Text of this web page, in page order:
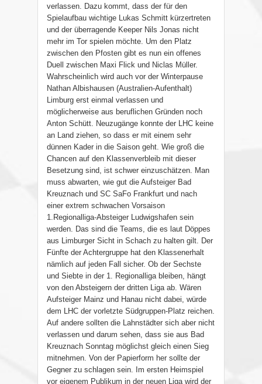
verlassen. Dazu kommt, dass der für den
Spielaufbau wichtige Lukas Schmitt kürzertreten
und der überragende Keeper Nils Jonas nicht
mehr im Tor spielen möchte. Um den Platz
zwischen den Pfosten gibt es nun ein offenes
Duell zwischen Maxi Flick und Niclas Müller.
Wahrscheinlich wird auch vor der Winterpause
Nathan Albishausen (Australien-Aufenthalt)
Limburg erst einmal verlassen und
möglicherweise aus beruflichen Gründen noch
Anton Schütt. Neuzugänge konnte der LHC keine
an Land ziehen, so dass er mit einem sehr
dünnen Kader in die Saison geht. Wie groß die
Chancen auf den Klassenverbleib mit dieser
Besetzung sind, ist schwer einzuschätzen. Man
muss abwarten, wie gut die Aufsteiger Bad
Kreuznach und SC SaFo Frankfurt und nach
einer extrem schwachen Vorsaison
1.Regionalliga-Absteiger Ludwigshafen sein
werden. Das sind die Teams, die es laut Döppes
aus Limburger Sicht in Schach zu halten gilt. Der
Fünfte der Achtergruppe hat den Klassenerhalt
nämlich auf jeden Fall sicher. Ob der Sechste
und Siebte in der 1. Regionalliga bleiben, hängt
von den Absteigern der dritten Liga ab. Wären
Aufsteiger Mainz und Hanau nicht dabei, würde
dem LHC der vorletzte Südgruppen-Platz reichen.
Auf andere sollten die Lahnstädter sich aber nicht
verlassen und darum sehen, dass sie aus Bad
Kreuznach Sonntag möglichst gleich einen Sieg
mitnehmen. Von der Papierform her sollte der
Gegner zu schlagen sein. Im ersten Heimspiel
vor eigenem Publikum in der neuen Liga wird der